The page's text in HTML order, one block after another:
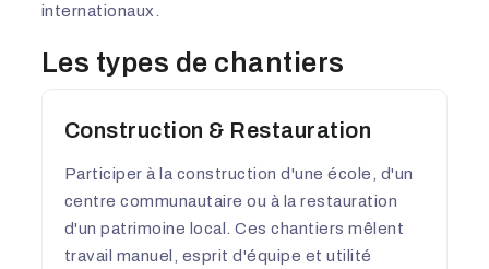
internationaux.
Les types de chantiers
Construction & Restauration
Participer à la construction d'une école, d'un
centre communautaire ou à la restauration
d'un patrimoine local. Ces chantiers mêlent
travail manuel, esprit d'équipe et utilité